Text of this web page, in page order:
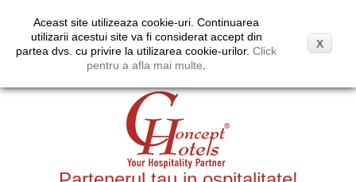
Coş
(gol)
Contul meu
Moneda:
Euro
Aceast site utilizeaza cookie-uri. Continuarea
utilizarii acestui site va fi considerat accept din
partea dvs. cu privire la utilizarea cookie-urilor. Click
pentru a afla mai multe
X